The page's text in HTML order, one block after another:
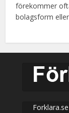
förekommer
bolagsform